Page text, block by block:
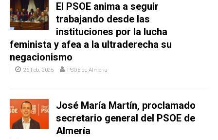
El PSOE anima a seguir
trabajando desde las
instituciones por la lucha
feminista y afea a la ultraderecha su
negacionismo
26 Feb, 2025 PSOE de Almería
José María Martín, proclamado
secretario general del PSOE de
Almería